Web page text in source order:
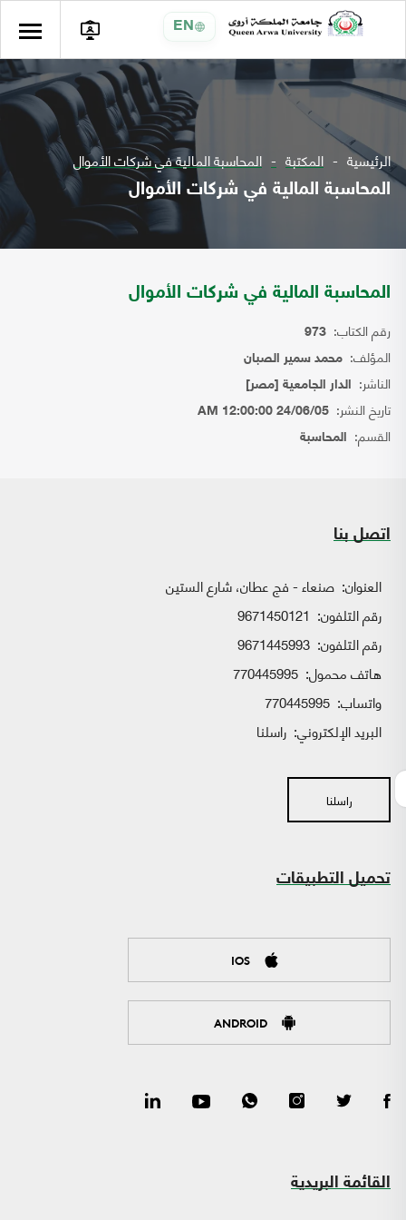
EN
الرئيسية المكتبة المحاسبة المالية في شركات الأموال
المحاسبة المالية في شركات الأموال
المحاسبة المالية في شركات الأموال
رقم الكتاب: 973
المؤلف: محمد سمير الصبان
الناشر: الدار الجامعية [مصر]
تاريخ النشر: 24/06/05 12:00:00 AM
القسم: المحاسبة
اتصل بنا
العنوان: صنعاء - فج عطان، شارع الستين
رقم التلفون: 9671450121
رقم التلفون: 9671445993
هاتف محمول: 770445995
واتساب:
البريد الإلكتروني: راسلنا
راسلنا
تحميل التطبيقات
IOS
ANDROID
القائمة البريدية